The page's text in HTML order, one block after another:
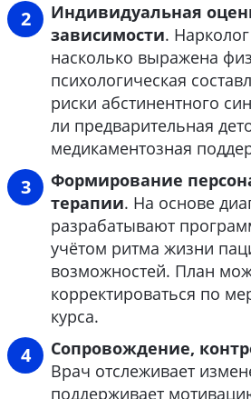
Индивидуальная
зависимости.
насколько выражена
психологическая
риски абстинентного
ли предварительная
медикаментозная
Формирование
терапии. На основе
разрабатывают
учётом ритма жизни
возможностей. План
корректироваться по
курса.
Сопровождение,
Врач отслеживает
поддерживает